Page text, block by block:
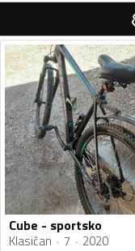
Cube - sportsko
Klasičan 7 2020